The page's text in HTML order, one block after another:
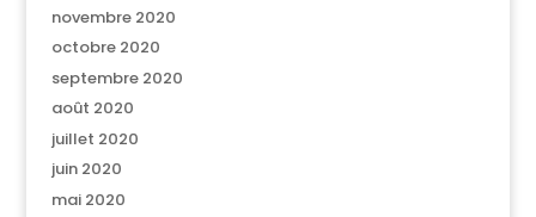
novembre 2020
octobre 2020
septembre 2020
août 2020
juillet 2020
juin 2020
mai 2020